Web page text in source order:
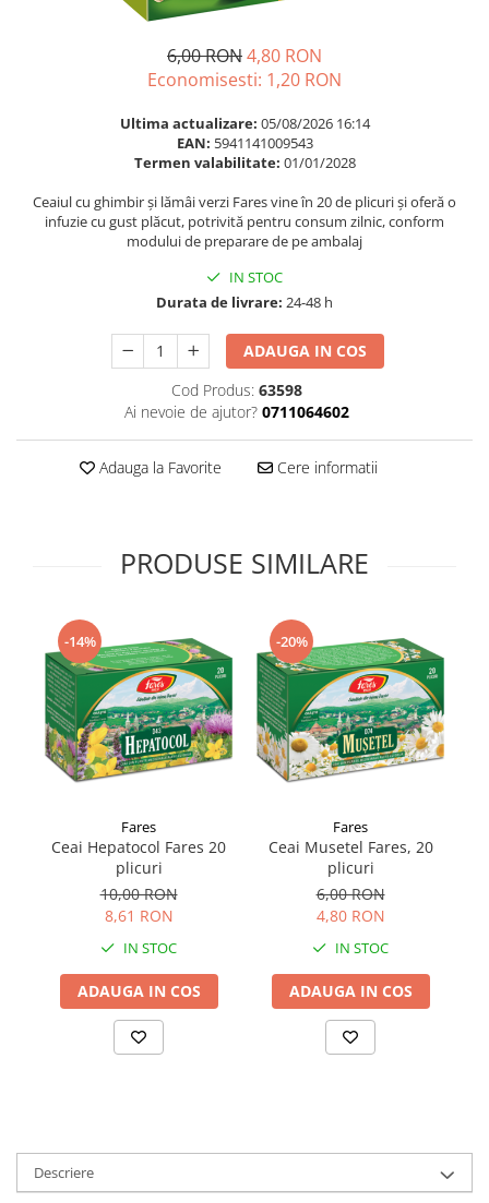
Sanatate urinara
Sistemul respirator
Slabire si control greutate
Supliment Complexe
Supliment Fier
Supliment Magneziu
Supliment Vitamina B
Supliment Vitamina C
Supliment Zinc
Tuse gat si respiratie
Vitamine si minerale
Balsam masca si tratament
Produse cu SPF Pentru Fata
6,00 RON4,80 RON
Economisesti: 1,20 RON
Ultima actualizare: 05/08/2026 16:14
EAN: 5941141009543
Termen valabilitate: 01/01/2028
Ceaiul cu ghimbir și lămâi verzi Fares vine în 20 de plicuri și oferă o
infuzie cu gust plăcut, potrivită pentru consum zilnic, conform
modului de preparare de pe ambalaj
IN STOC
Durata de livrare: 24-48 h
ADAUGA IN COS
Cod Produs: 63598
Ai nevoie de ajutor? 0711064602
Adauga la Favorite Cere informatii
PRODUSE SIMILARE
-14%
Fares
Ceai Hepatocol Fares 20
plicuri
10,00 RON
8,61 RON
IN STOC
ADAUGA IN COS
-20%
Fares
Ceai Musetel Fares, 20
plicuri
6,00 RON
4,80 RON
IN STOC
ADAUGA IN COS
Descriere